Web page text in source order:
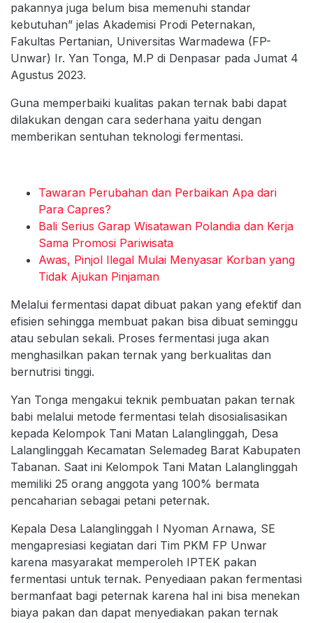
pakannya juga belum bisa memenuhi standar
kebutuhan” jelas Akademisi Prodi Peternakan,
Fakultas Pertanian, Universitas Warmadewa (FP-
Unwar) Ir. Yan Tonga, M.P di Denpasar pada Jumat 4
Agustus 2023.
Guna memperbaiki kualitas pakan ternak babi dapat
dilakukan dengan cara sederhana yaitu dengan
memberikan sentuhan teknologi fermentasi.
Tawaran Perubahan dan Perbaikan Apa dari
Para Capres?
Bali Serius Garap Wisatawan Polandia dan Kerja
Sama Promosi Pariwisata
Awas, Pinjol Ilegal Mulai Menyasar Korban yang
Tidak Ajukan Pinjaman
Melalui fermentasi dapat dibuat pakan yang efektif dan
efisien sehingga membuat pakan bisa dibuat seminggu
atau sebulan sekali. Proses fermentasi juga akan
menghasilkan pakan ternak yang berkualitas dan
bernutrisi tinggi.
Yan Tonga mengakui teknik pembuatan pakan ternak
babi melalui metode fermentasi telah disosialisasikan
kepada Kelompok Tani Matan Lalanglinggah, Desa
Lalanglinggah Kecamatan Selemadeg Barat Kabupaten
Tabanan. Saat ini Kelompok Tani Matan Lalanglinggah
memiliki 25 orang anggota yang 100% bermata
pencaharian sebagai petani peternak.
Kepala Desa Lalanglinggah I Nyoman Arnawa, SE
mengapresiasi kegiatan dari Tim PKM FP Unwar
karena masyarakat memperoleh IPTEK pakan
fermentasi untuk ternak. Penyediaan pakan fermentasi
bermanfaat bagi peternak karena hal ini bisa menekan
biaya pakan dan dapat menyediakan pakan ternak